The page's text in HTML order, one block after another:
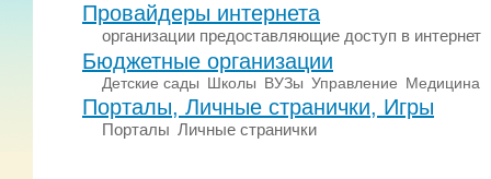
Провайдеры интернета
организации предоставляющие доступ в интернет
Бюджетные организации
Детские сады Школы ВУЗы Управление Медицина
Порталы, Личные странички, Игры
Порталы Личные странички